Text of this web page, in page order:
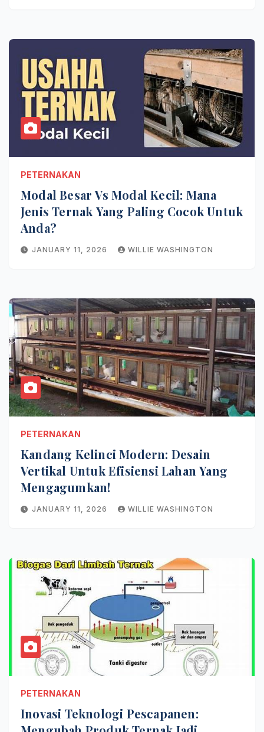
PETERNAKAN
Modal Besar Vs Modal Kecil: Mana
Jenis Ternak Yang Paling Cocok Untuk
Anda?
JANUARY 11, 2026 WILLIE WASHINGTON
PETERNAKAN
Kandang Kelinci Modern: Desain
Vertikal Untuk Efisiensi Lahan Yang
Mengagumkan!
JANUARY 11, 2026 WILLIE WASHINGTON
PETERNAKAN
Inovasi Teknologi Pescapanen: